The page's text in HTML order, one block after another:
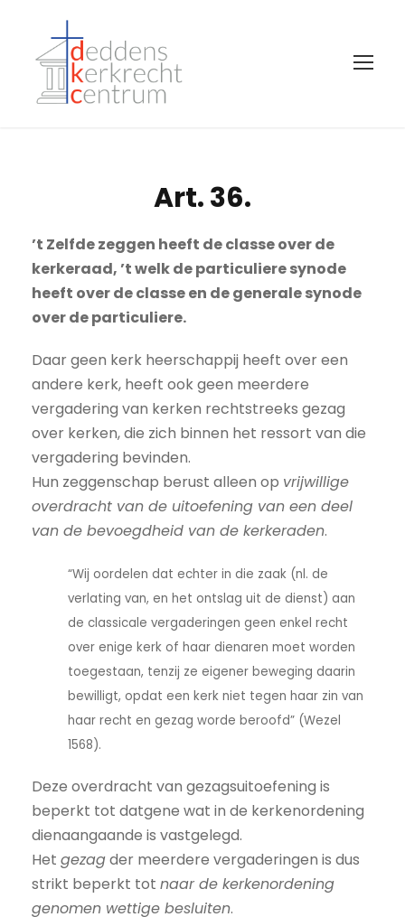
Art. 36.
’t Zelfde zeggen heeft de classe over de
kerkeraad, ’t welk de particuliere synode
heeft over de classe en de generale synode
over de particuliere.
Daar geen kerk heerschappij heeft over een
andere kerk, heeft ook geen meerdere
vergadering van kerken rechtstreeks gezag
over kerken, die zich binnen het ressort van die
vergadering bevinden.
Hun zeggenschap berust alleen op vrijwillige
overdracht van de uitoefening van een deel
van de bevoegdheid van de kerkeraden.
“Wij oordelen dat echter in die zaak (nl. de
verlating van, en het ontslag uit de dienst) aan
de classicale vergaderingen geen enkel recht
over enige kerk of haar dienaren moet worden
toegestaan, tenzij ze eigener beweging daarin
bewilligt, opdat een kerk niet tegen haar zin van
haar recht en gezag worde beroofd” (Wezel
1568).
Deze overdracht van gezagsuitoefening is
beperkt tot datgene wat in de kerkenordening
dienaangaande is vastgelegd.
Het gezagder meerdere vergaderingen is dus
strikt beperkt tot naar de kerkenordening
genomen wettige besluiten.